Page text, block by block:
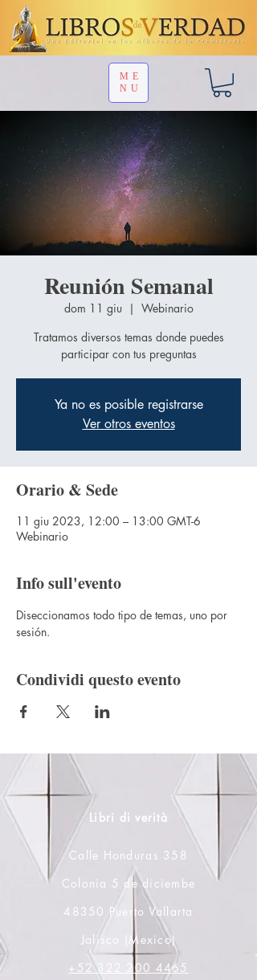
ME
NU
Reunión Semanal
dom 11 giu
  |
Webinario
Tratamos diversos temas donde puedes
participar con tus preguntas
Ya no es posible registrarse
Ver otros eventos
Orario & Sede
11 giu 2023, 12:00 – 13:00 GMT-6
Webinario
Info sull'evento
Diseccionamos todo tipo de temas, uno por
sesión.
Condividi questo evento
Libri di verità
Calle Honduras 358
Colonia 5 de diciembe
48350 Puerto Vallarta
Jalisco (Mexico)
+52 322 200 4465